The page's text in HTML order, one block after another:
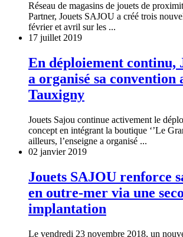
Réseau de magasins de jouets de
Partner, Jouets SAJOU a créé trois
février et avril sur les ...
17 juillet 2019
En déploiement continu,
a organisé sa convention
Tauxigny
Jouets Sajou continue activement le
concept en intégrant la boutique ‘’Le
ailleurs, l’enseigne a organisé ...
02 janvier 2019
Jouets SAJOU renforce
en outre-mer via une
implantation
Le vendredi 23 novembre 2018, un